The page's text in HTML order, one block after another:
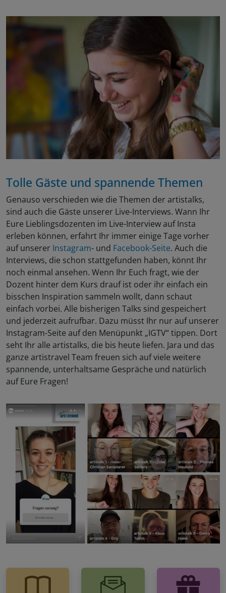
Tolle Gäste und spannende Themen
Genauso verschieden wie die Themen der artistalks,
sind auch die Gäste unserer Live-Interviews. Wann Ihr
Eure Lieblingsdozenten im Live-Interview auf Insta
erleben können, erfahrt Ihr immer einige Tage vorher
auf unserer Instagram- und Facebook-Seite. Auch die
Interviews, die schon stattgefunden haben, könnt Ihr
noch einmal ansehen. Wenn Ihr Euch fragt, wie der
Dozent hinter dem Kurs drauf ist oder ihr einfach ein
bisschen Inspiration sammeln wollt, dann schaut
einfach vorbei. Alle bisherigen Talks sind gespeichert
und jederzeit aufrufbar. Dazu müsst Ihr nur auf unserer
Instagram-Seite auf den Menüpunkt „IGTV“ tippen. Dort
seht Ihr alle artistalks, die bis heute liefen. Jara und das
ganze artistravel Team freuen sich auf viele weitere
spannende, unterhaltsame Gespräche und natürlich
auf Eure Fragen!